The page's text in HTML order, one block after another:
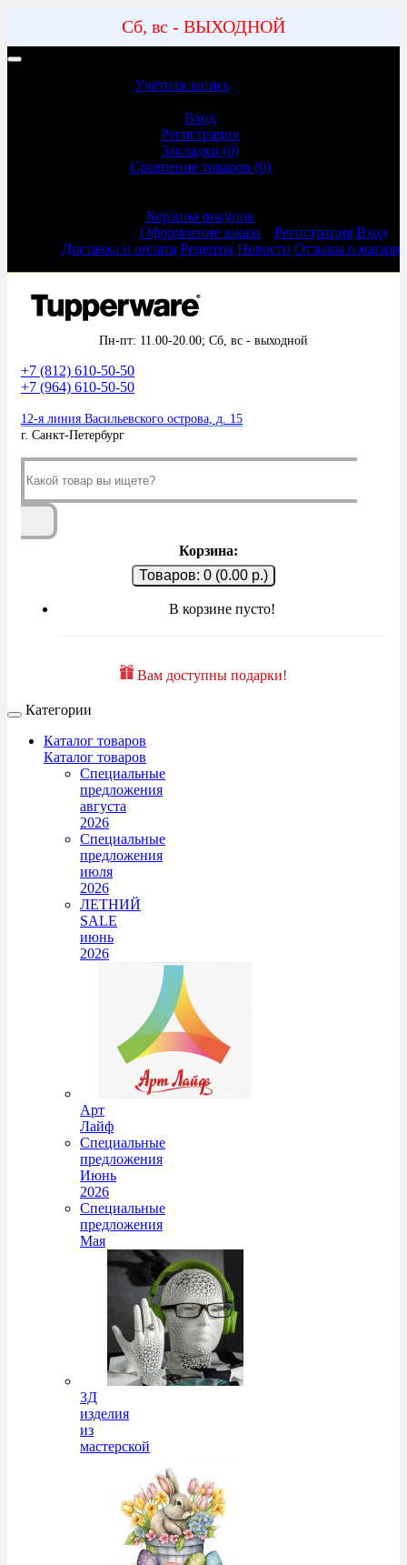
Сб, вс - ВЫХОДНОЙ
Учётная запись
Вход
Регистрация
Закладки (0)
Сравнение товаров (0)
Корзина покупок
Оформление заказа
Регистрация Вход
Доставка и оплата Рецепты Новости Отзывы о
Пн-пт: 11.00-20.00; Сб, вс - выходной
+7 (812) 610-50-50
+7 (964) 610-50-50
12-я линия Васильевского острова, д. 15
г. Санкт-Петербург
Корзина:
Товаров: 0 (0.00 р.)
В корзине пусто!
Вам доступны подарки!
Категории
Каталог товаров
Каталог товаров
Специальные
предложения
августа
2026
Специальные
предложения
июля
2026
ЛЕТНИЙ
SALE
июнь
2026
Арт
Лайф
Специальные
предложения
Июнь
2026
Специальные
предложения
Мая
3Д
изделия
из
мастерской